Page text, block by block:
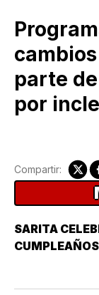
parte
por
Compartir:
SARITA